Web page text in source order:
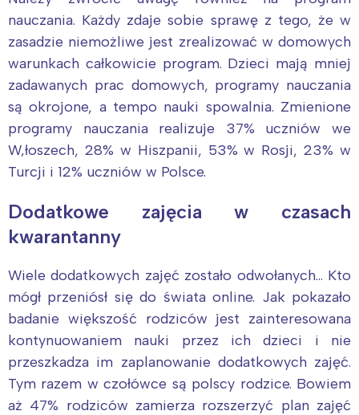
nauczania. Każdy zdaje sobie sprawę z tego, że w
zasadzie niemożliwe jest zrealizować w domowych
warunkach całkowicie program. Dzieci mają mniej
zadawanych prac domowych, programy nauczania
są okrojone, a tempo nauki spowalnia. Zmienione
programy nauczania realizuje 37% uczniów we
W‚łoszech, 28% w Hiszpanii, 53% w Rosji, 23% w
Turcji i 12% uczniów w Polsce.
Dodatkowe zajęcia w czasach
kwarantanny
Wiele dodatkowych zajęć zostało odwołanych… Kto
mógł przeniósł się do świata online. Jak pokazało
badanie większość rodziców jest zainteresowana
kontynuowaniem nauki przez ich dzieci i nie
przeszkadza im zaplanowanie dodatkowych zajęć.
Tym razem w czołówce są polscy rodzice. Bowiem
aż 47% rodziców zamierza rozszerzyć plan zajęć